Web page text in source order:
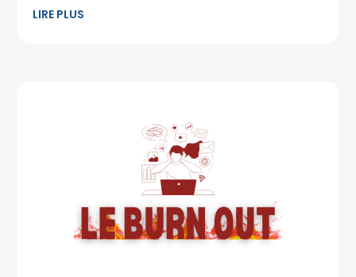
LIRE PLUS